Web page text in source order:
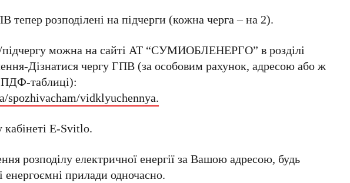
тепер розподілені на підчерги (кожна черга – на 2).
підчергу можна на сайті АТ “СУМИОБЛЕНЕРГО” в розділі
Дізнатися чергу ГПВ (за особовим рахунок, адресою або ж
ПДФ-таблиці):
spozhivacham/vidklyuchennya.
E-Svitlo.
розподілу електричної енергії за Вашою адресою, будь
енергоємні прилади одночасно.